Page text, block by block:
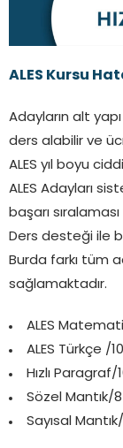
ALES Kursu
Adayların alt
ders alabilir ve
ALES yıl boyu
ALES Adayları
başarı
Ders desteği ile
Burda farkı tüm
sağlamaktadır.
ALES
ALES Türkçe /10
Hızlı Paragraf/
Sözel Mantık/
Sayısal